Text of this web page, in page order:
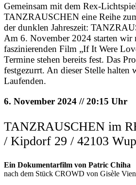
Gemeinsam mit dem Rex-
TANZRAUSCHEN eine Reihe
der dunklen Jahreszeit:
Am 6. November 2024 starten wir
faszinierenden Film „If It Were
Termine stehen bereits fest. Das
festgezurrt. An dieser Stelle halten
Laufenden.
6. November 2024 // 20:15 Uhr
TANZRAUSCHEN im
/ Kipdorf 29 / 42103
Ein Dokumentarfilm von Patric Chiha
nach dem Stück CROWD von Gisèle